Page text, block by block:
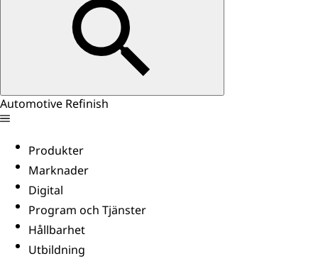
Automotive Refinish
Produkter
Marknader
Digital
Program och Tjänster
Hållbarhet
Utbildning